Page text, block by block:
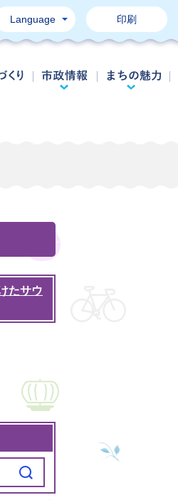
Language 印刷
就労・産業・まちづくり
市政情報
たサウ